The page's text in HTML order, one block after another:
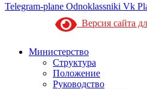
Telegram-plane Odnoklassniki Vk
Версия сайта
Министерство
Структура
Положение
Руководство